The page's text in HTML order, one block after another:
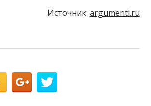
Источник: argumenti.ru